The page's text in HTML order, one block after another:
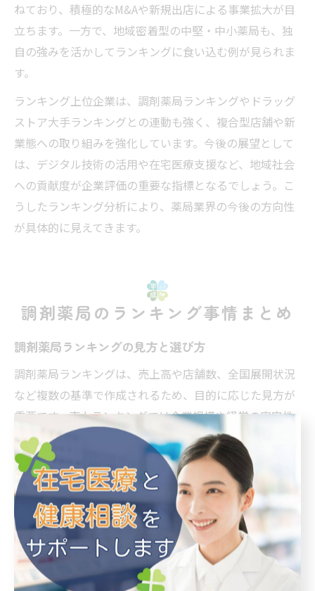
ねており、積極的なM&Aや新規出店による事業拡大が目
立ちます。一方で、地域密着型の中堅・中小薬局も、独
自の強みを活かしてランキングに食い込む例が見られま
す。
ランキング上位企業は、調剤薬局ランキングやドラッグ
ストア大手ランキングとの連動も強く、複合型店舗や新
業態への取り組みを強化しています。今後の展望として
は、デジタル技術の活用や在宅医療支援など、地域社会
への貢献度が企業評価の重要な指標となるでしょう。こ
うしたランキング分析により、薬局業界の今後の方向性
が具体的に見えてきます。
調剤薬局のランキング事情まとめ
調剤薬局ランキングの見方と選び方
調剤薬局ランキングは、売上高や店舗数、全国展開状況
など複数の基準で作成されるため、目的に応じた見方が
重要です。売上ランキングでは企業規模や経営の安定性
が把握でき、店舗数ランキングでは地域密着度やアクセ
スのしやすさを比較できます。自分のニーズや重視した
いポイントによって、ランキングの基準を見極めること
が大切です。
例えば、利便性を重視する場合は店舗数の多い薬局を選
択肢に入れると良いでしょう。一方、専門的なサービス
や在宅医療対応を求めるなら、ランキング上位の大手調